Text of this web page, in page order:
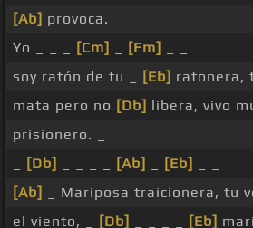
[Ab] provoca.
Yo _ _ _
[Cm] [Fm]
soy ratón de tu _
[Eb] ratonera,
mata pero no [Db] libera, vivo
prisionero. _
[Db] [Ab] [Eb]
[Ab]
_ Mariposa traicionera, tu
el viento, _
[Db] [Eb]